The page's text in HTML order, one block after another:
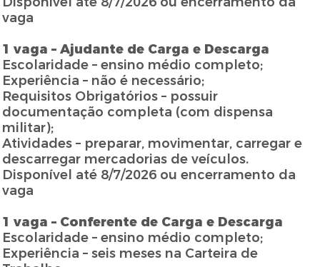
vaga
1 vaga – Ajudante de Carga e Descarga
Escolaridade – ensino médio completo;
Experiência – não é necessário;
Requisitos Obrigatórios – possuir
documentação completa (com dispensa
militar);
Atividades – preparar, movimentar, carregar e
descarregar mercadorias de veículos.
Disponível até 8/7/2026 ou encerramento da
vaga
1 vaga – Conferente de Carga e Descarga
Escolaridade – ensino médio completo;
Experiência – seis meses na Carteira de